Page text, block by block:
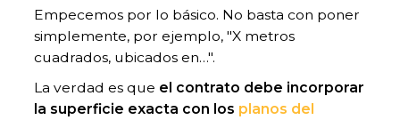
Empecemos por lo básico. No basta con poner
simplemente, por ejemplo, "X metros
cuadrados, ubicados en…".
La verdad es que el contrato debe incorporar
la superficie exacta con los planos del